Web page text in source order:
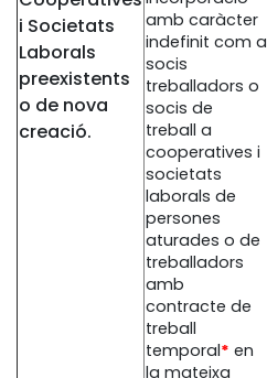
i Societats
Laborals
preexistents
o de nova
creació.
amb caràcter
indefinit com a
socis
treballadors o
socis de
treball a
cooperatives i
societats
laborals de
persones
aturades o de
treballadors
amb
contracte de
treball
temporal* en
la mateixa